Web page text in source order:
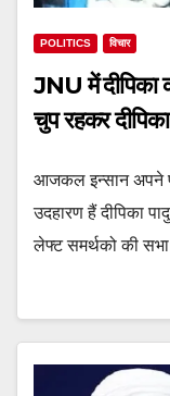
POLITICS विचार
JNU में दीपिका
चुप रहकर
आजकल इन्सान अपने
उदहारण हैं दीपिका
लेफ्ट समर्थको की